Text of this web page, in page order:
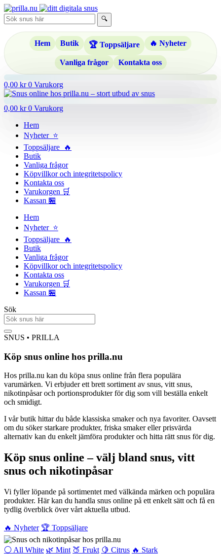
Hoppa
till
innehåll
🔍
Hem Butik 🏆 Toppsäljare 🔥 Nyheter
Vanliga frågor Kontakta oss
0,00 kr 0 Varukorg
0,00 kr 0 Varukorg
Hem
Nyheter ⭐
Toppsäljare 🔥
Butik
Vanliga frågor
Köpvillkor och integritetspolicy
Kontakta oss
Varukorgen 🛒
Kassan 🏪
Hem
Nyheter ⭐
Toppsäljare 🔥
Butik
Vanliga frågor
Köpvillkor och integritetspolicy
Kontakta oss
Varukorgen 🛒
Kassan 🏪
Sök
SNUS • PRILLA
Köp snus online hos prilla.nu
Hos prilla.nu kan du köpa snus online från flera populära
varumärken. Vi erbjuder ett brett sortiment av snus, vitt snus,
nikotinpåsar och portionsprodukter för dig som vill beställa enkelt
och smidigt.
I vår butik hittar du både klassiska smaker och nya favoriter. Oavsett
om du söker starkare produkter, friska smaker eller prisvärda
alternativ kan du enkelt jämföra produkter och hitta rätt snus för dig.
Köp snus online – välj bland snus, vitt
snus och nikotinpåsar
Vi fyller löpande på sortimentet med välkända märken och populära
produkter. Här kan du handla snus online på ett enkelt sätt och få en
tydlig överblick över vårt aktuella utbud.
🔥 Nyheter 🏆 Toppsäljare
⚪ All White 🌿 Mint 🍑 Frukt 🍋 Citrus 🔥 Stark